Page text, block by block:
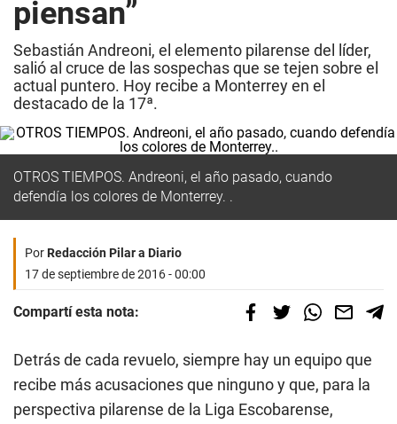
piensan”
Sebastián Andreoni, el elemento pilarense del líder,
salió al cruce de las sospechas que se tejen sobre el
actual puntero. Hoy recibe a Monterrey en el
destacado de la 17ª.
OTROS TIEMPOS. Andreoni, el año pasado, cuando
defendía los colores de Monterrey. .
PorRedacción Pilar a Diario
17 de septiembre de 2016 - 00:00
Compartí esta nota:
Detrás de cada revuelo, siempre hay un equipo que
recibe más acusaciones que ninguno y que, para la
perspectiva pilarense de la Liga Escobarense,